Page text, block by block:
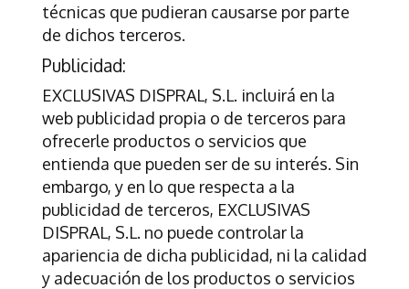
técnicas que pudieran causarse por parte
de dichos terceros.
Publicidad:
EXCLUSIVAS DISPRAL, S.L. incluirá en la
web publicidad propia o de terceros para
ofrecerle productos o servicios que
entienda que pueden ser de su interés. Sin
embargo, y en lo que respecta a la
publicidad de terceros, EXCLUSIVAS
DISPRAL, S.L. no puede controlar la
apariencia de dicha publicidad, ni la calidad
y adecuación de los productos o servicios